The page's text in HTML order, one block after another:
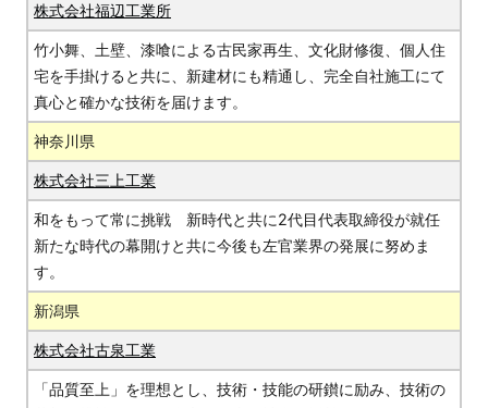
株式会社福辺工業所
竹小舞、土壁、漆喰による古民家再生、文化財修復、個人住
宅を手掛けると共に、新建材にも精通し、完全自社施工にて
真心と確かな技術を届けます。
神奈川県
株式会社三上工業
和をもって常に挑戦 新時代と共に2代目代表取締役が就任
新たな時代の幕開けと共に今後も左官業界の発展に努めま
す。
新潟県
株式会社古泉工業
「品質至上」を理想とし、技術・技能の研鑚に励み、技術の